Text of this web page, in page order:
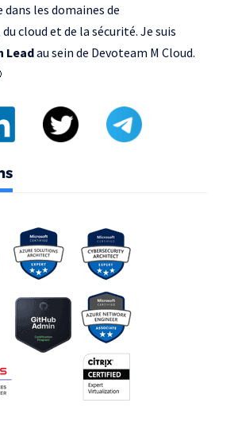
dans les domaines de
cloud et de la sécurité. Je suis
Leadau sein de Devoteam M Cloud.